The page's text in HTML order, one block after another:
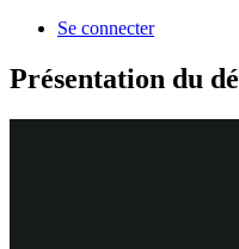
Se connecter
Présentation du